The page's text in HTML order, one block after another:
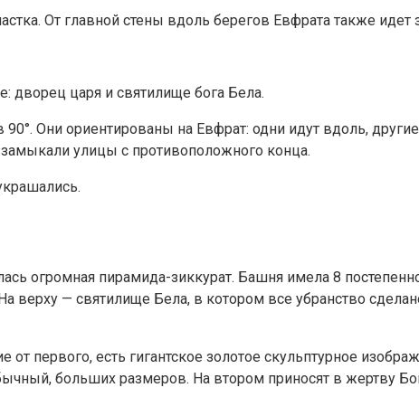
От главной стены вдоль берегов Евфрата также идет
дворец царя и святилище бога Бела.
Они ориентированы на Евфрат: одни идут вдоль,
улицы с противоположного конца.
огромная пирамида-зиккурат. Башня имела 8
верху — святилище Бела, в котором все убранство
первого, есть гигантское золотое скульптурное
больших размеров. На втором приносят в жертву